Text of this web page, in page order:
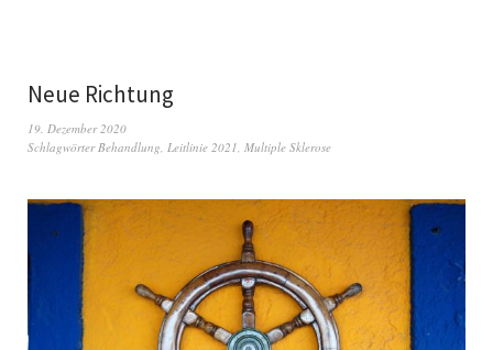
Neue Richtung
19. Dezember 2020
Schlagwörter Behandlung Leitlinie 2021 Multiple Sklerose